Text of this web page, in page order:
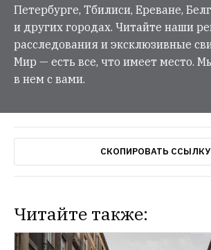
Петербурге, Тбилиси, Ереване,
и других городах. Читайте наши
расследования и эксклюзивные
Мир — есть все, что имеет место.
в нем с вами.
СКОПИРОВАТЬ ССЫЛКУ
Читайте также: